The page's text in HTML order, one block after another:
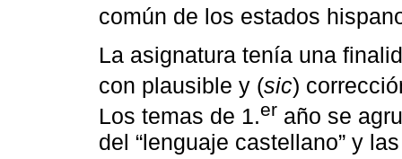
común de los estados
La asignatura tenía una
con plausible y (sic)
Los temas de 1.er año se
del “lenguaje castellano” y